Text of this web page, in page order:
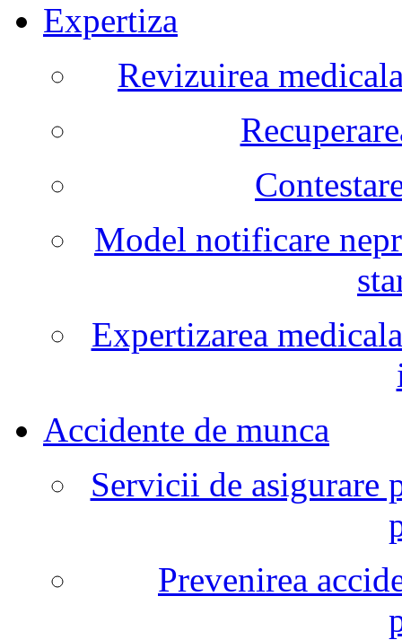
Expertiza
Revizuirea
Model notificare
Expertizarea
Accidente de munca
Servicii de asigurare
Prevenirea